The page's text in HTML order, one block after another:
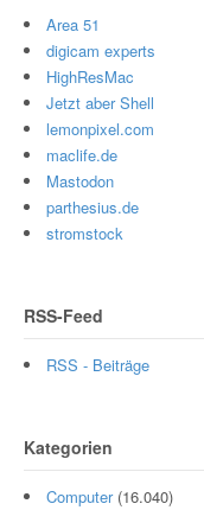
Area 51
digicam experts
HighResMac
Jetzt aber Shell
lemonpixel.com
maclife.de
Mastodon
parthesius.de
stromstock
RSS-Feed
RSS - Beiträge
Kategorien
Computer(16.040)